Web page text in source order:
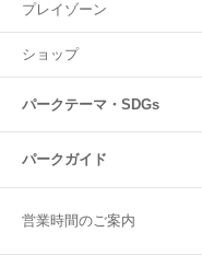
プレイゾーン
ショップ
パークテーマ・SDGs
パークガイド
営業時間のご案内